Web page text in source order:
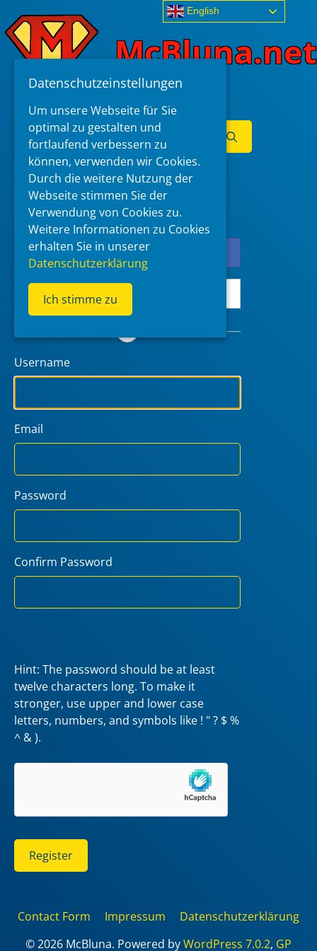
to
content
McBluna.net
Search
for:
Menu
Register
Log in with Facebook
Log in with Google
Username
Email
Password
Confirm Password
Hint: The password should be at least
twelve characters long. To make it
stronger, use upper and lower case
letters, numbers, and symbols like ! " ? $ %
^ & ).
Register
Contact Form Impressum
Datenschutzerklärung
© 2026 McBluna. Powered byWordPress 7.0.2, GP
English
Datenschutzeinstellungen
Um unsere Webseite für Sie
optimal zu gestalten und
fortlaufend verbessern zu
können, verwenden wir Cookies.
Durch die weitere Nutzung der
Webseite stimmen Sie der
Verwendung von Cookies zu.
Weitere Informationen zu Cookies
erhalten Sie in unserer
Datenschutzerklärung
Ich stimme zu